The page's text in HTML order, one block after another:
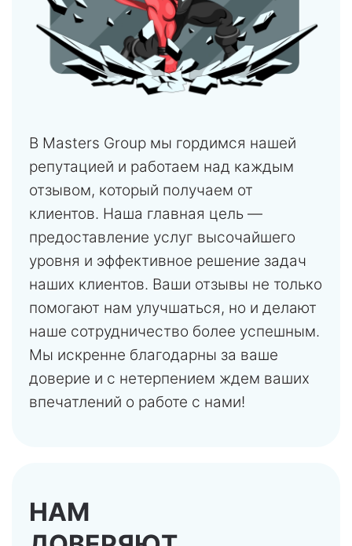
В Masters Group мы гордимся нашей
репутацией и работаем над каждым
отзывом, который получаем от
клиентов. Наша главная цель —
предоставление услуг высочайшего
уровня и эффективное решение задач
наших клиентов. Ваши отзывы не только
помогают нам улучшаться, но и делают
наше сотрудничество более успешным.
Мы искренне благодарны за ваше
доверие и с нетерпением ждем ваших
впечатлений о работе с нами!
НАМ